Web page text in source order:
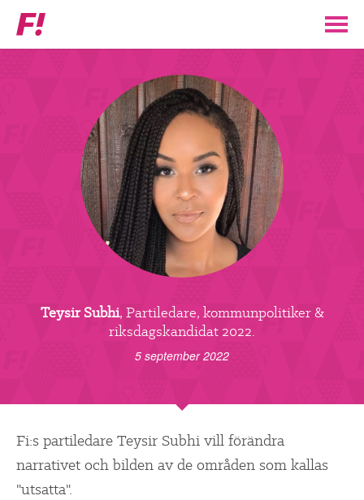
Feministiskt
initiativ
BLI MEDLEM
ENGAGERA DIG I F! ▼
PARTILEDARE
NYHETER
Teysir Subhi, Partiledare, kommunpolitiker &
riksdagskandidat 2022.
5 september 2022
Fi:s partiledare Teysir Subhi vill förändra
narrativet och bilden av de områden som kallas
"utsatta".